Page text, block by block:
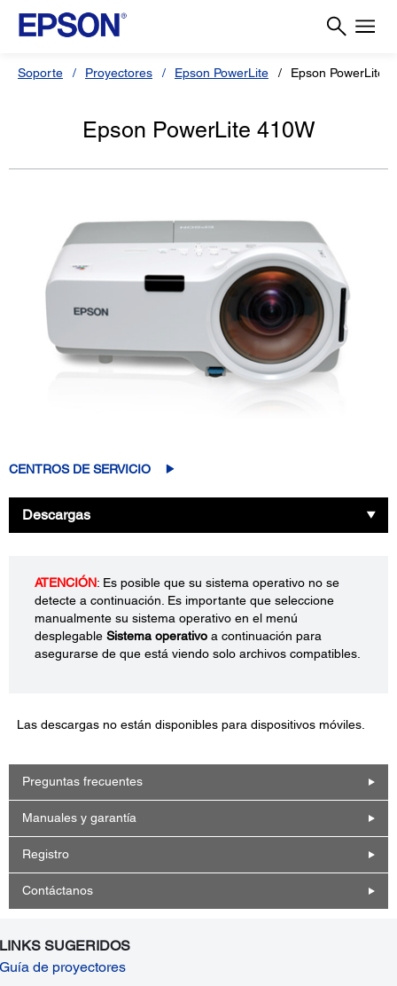
Soporte Proyectores Epson PowerLite Epson PowerLite
Epson PowerLite 410W
CENTROS DE SERVICIO
Descargas
ATENCIÓN: Es posible que su sistema operativo no se
detecte a continuación. Es importante que seleccione
manualmente su sistema operativo en el menú
desplegable Sistema operativo a continuación para
asegurarse de que está viendo solo archivos compatibles.
Las descargas no están disponibles para dispositivos móviles.
Preguntas frecuentes
Manuales y garantía
Registro
Contáctanos
LINKS SUGERIDOS
Guía de proyectores